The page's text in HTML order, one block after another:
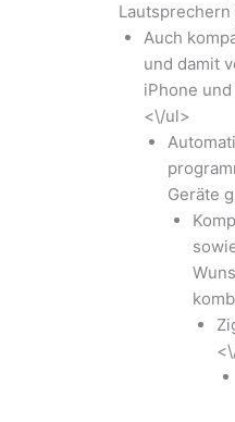
Auch
und damit
iPhone
<\/ul>
Geräte